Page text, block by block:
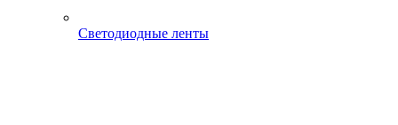
Светодиодные ленты